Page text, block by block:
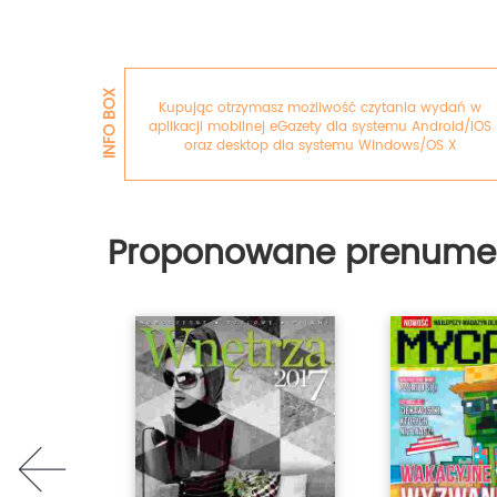
INFO BOX
Kupując otrzymasz możliwość czytania wydań w
aplikacji mobilnej eGazety dla systemu Android/iOS
oraz desktop dla systemu Windows/OS X
Proponowane
prev